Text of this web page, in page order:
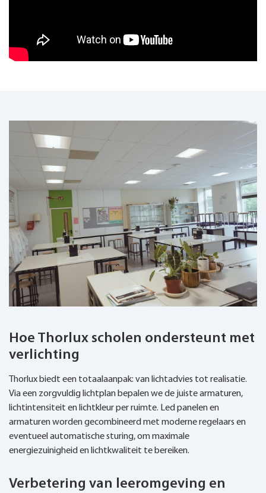
Hoe Thorlux scholen ondersteunt met
verlichting
Thorlux biedt een totaalaanpak: van lichtadvies tot realisatie.
Via een zorgvuldig lichtplan bepalen we de juiste armaturen,
lichtintensiteit en lichtkleur per ruimte. Led panelen en
armaturen worden gecombineerd met moderne regelaars en
eventueel automatische sturing, om maximale
energiezuinigheid en lichtkwaliteit te bereiken.
Verbetering van leeromgeving en